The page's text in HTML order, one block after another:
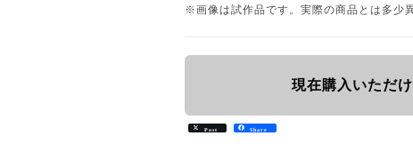
※画像は試作品です。実際の商品とは多少
現在購入いただ
Post Share